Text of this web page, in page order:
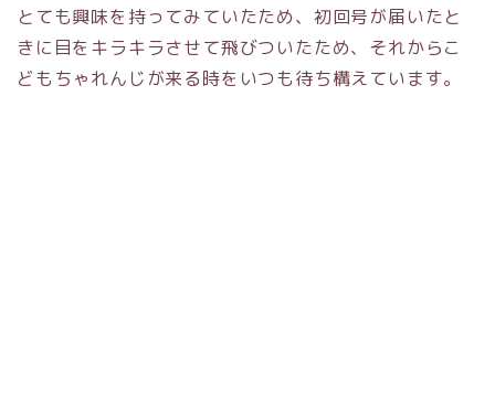
とても興味を持ってみていたため、初回号が届いたと
きに目をキラキラさせて飛びついたため、それからこ
どもちゃれんじが来る時をいつも待ち構えています。